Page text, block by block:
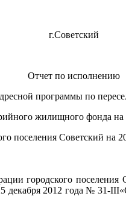
г.Советский
Отчет по исполнению
программы по
жилищного фонда на
поселения Советский на
поселения
2012 года № 31-